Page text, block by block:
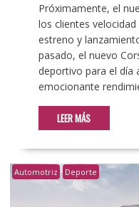
Próximamente, el
los clientes
estreno y
pasado, el nuevo
deportivo para el día
emocionante
LEER MÁS
Automotriz Deporte